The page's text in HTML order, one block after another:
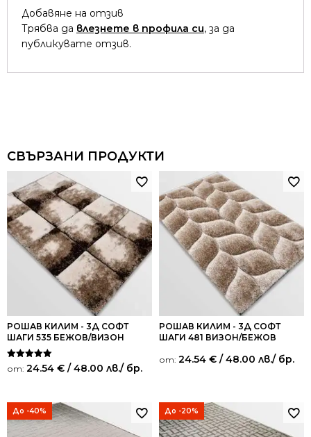
Добавяне на отзив
Трябва да влезнете в профила си, за да
публикувате отзив.
СВЪРЗАНИ ПРОДУКТИ
РОШАВ КИЛИМ - 3Д СОФТ
ШАГИ 535 БЕЖОВ/ВИЗОН
Оценено на
5.00
от: 24.54 € / 48.00 лв./ бр.
РОШАВ КИЛИМ - 3Д СОФТ
ШАГИ 481 ВИЗОН/БЕЖОВ
от: 24.54 € / 48.00 лв./ бр.
До -40% До -20%